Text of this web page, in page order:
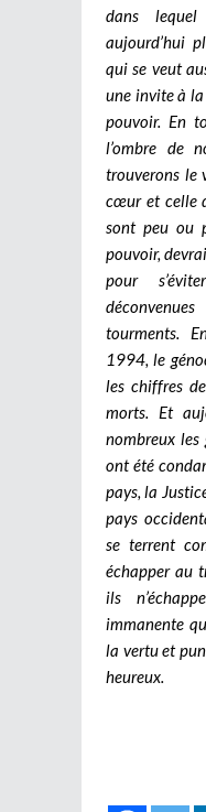
dans
aujourd’hui
qui se veut
une invite à la
pouvoir. En
l’ombre de
trouverons le
cœur et celle
sont peu ou
pouvoir,
pour
tourments.
1994, le
les chiffres
morts. Et
nombreux les
ont été
pays, la
pays
se terrent
échapper au
ils
immanente
la vertu et
heureux.